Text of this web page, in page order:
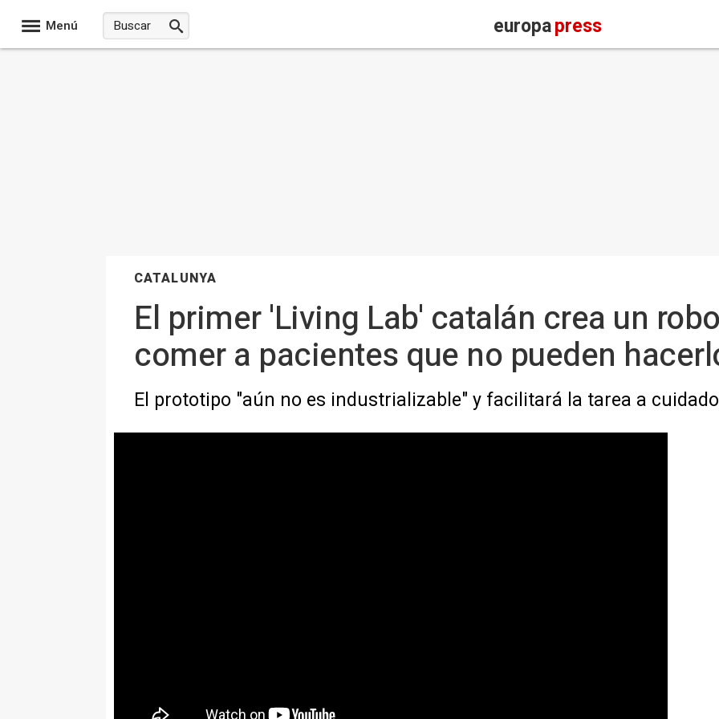
Menú europapress
CATALUNYA
El primer 'Living Lab' catalán crea un
comer a pacientes que no pueden
El prototipo "aún no es industrializable" y facilitará la tarea a